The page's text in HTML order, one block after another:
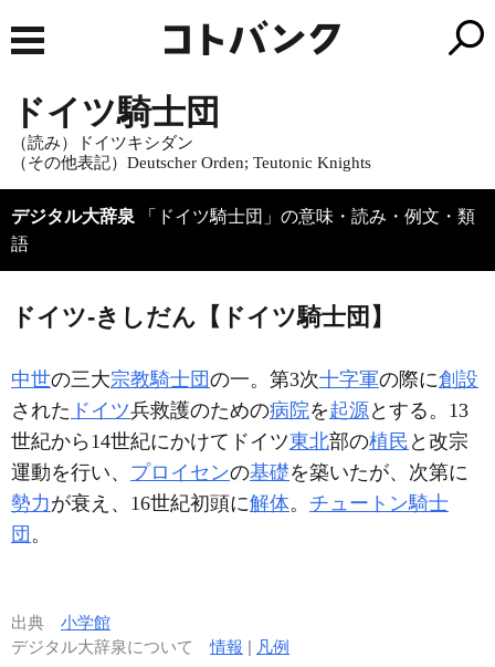
ドイツ騎士団
（読み）ドイツキシダン
（その他表記）Deutscher Orden; Teutonic Knights
デジタル大辞泉 「ドイツ騎士団」の意味・読み・例文・類
語
ドイツ‐きしだん【ドイツ騎士団】
中世の三大宗教騎士団の一。第3次十字軍の際に創設
された ドイツ兵救護のための病院を起源とする。13
世紀から14世紀にかけてドイツ東北部の植民 と改宗
運動を行い、 プロイセンの基礎を築いたが、次第に
勢力が衰え、16世紀初頭に解体。 チュートン騎士
団 。
出典 小学館
デジタル大辞泉について情報 | 凡例